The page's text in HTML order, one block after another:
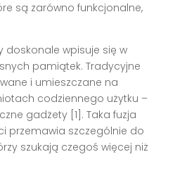
są zarówno funkcjonalne,
doskonale wpisuje się w
pamiątek. Tradycyjne
i umieszczane na
codziennego użytku –
gadżety [1]. Taka fuzja
przemawia szczególnie do
szukają czegoś więcej niż